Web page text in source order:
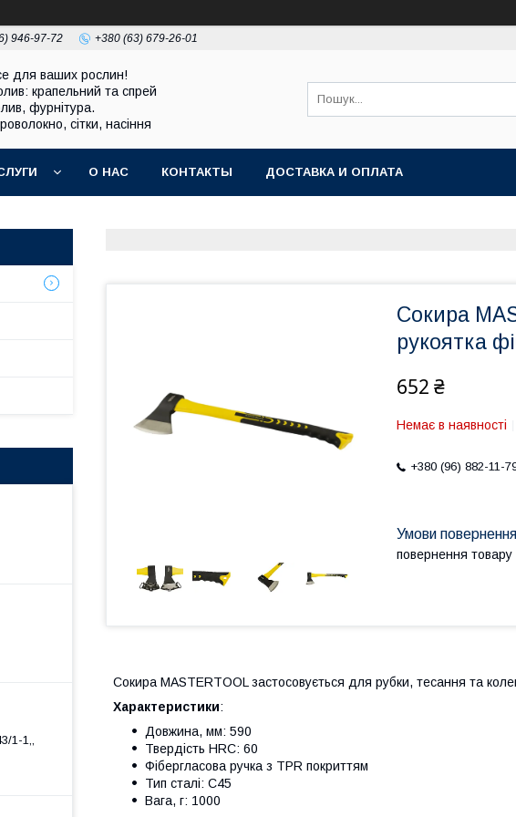
946-97-72 +380 (63) 679-26-01
для ваших рослин!
крапельний та спрей
фурнітура.
сітки, насіння
О НАС КОНТАКТЫ ДОСТАВКА И ОПЛАТА
Сокира
рукоятка
652 ₴
Немає в наявності
+380 (96) 882-11-
повернення товару
Сокира MASTERTOOL застосовується для рубки, тесання та
Характеристики:
Довжина, мм: 590
Твердість HRC: 60
Фібергласова ручка з TPR покриттям
Тип сталі: C45
Вага, г: 1000
1-1,,